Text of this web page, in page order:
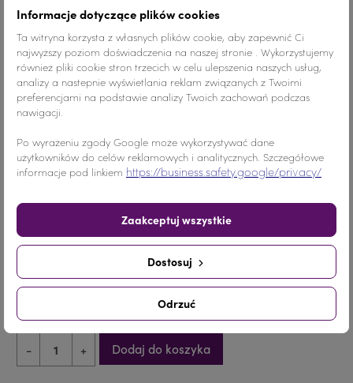
Szczegóły produktu
Materiał Szkło
ZAPIĘCIE
KOLCZYK ZE SZTYFTEM - ZAPIĘCIE "A"
- + Dodaj do koszyka
Informacje dotyczące plików cookies
Ta witryna korzysta z własnych plików cookie, aby zapewnić Ci
najwyższy poziom doświadczenia na naszej stronie . Wykorzystujemy
również pliki cookie stron trzecich w celu ulepszenia naszych usług,
analizy a nastepnie wyświetlania reklam związanych z Twoimi
preferencjami na podstawie analizy Twoich zachowań podczas
nawigacji.
Po wyrażeniu zgody Google może wykorzystywać dane
użytkowników do celów reklamowych i analitycznych. Szczegółowe
informacje pod linkiem https://business.safety.google/privacy/
Odrzuć
Dostosuj
Zaakceptuj wszystkie